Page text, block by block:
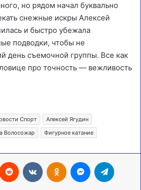
но рядом начал буквально
снежные искры Алексей
и быстро убежала
подводки, чтобы не
день съемочной группы. Все как
про точность — вежливость
Спорт
Алексей Ягудин
Волосожар Фигурное катание
Reddit ВконтактеОдноклассники
Messenger